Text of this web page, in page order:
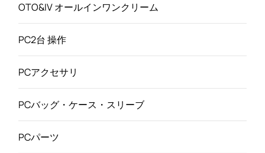
OTO&IV オールインワンクリーム
PC2台 操作
PCアクセサリ
PCバッグ・ケース・スリーブ
PCパーツ